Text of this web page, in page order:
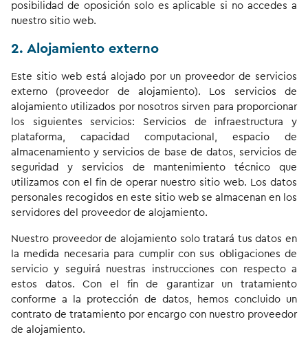
posibilidad de oposición solo es aplicable si no accedes a
nuestro sitio web.
2. Alojamiento externo
Este sitio web está alojado por un proveedor de servicios
externo (proveedor de alojamiento). Los servicios de
alojamiento utilizados por nosotros sirven para proporcionar
los siguientes servicios: Servicios de infraestructura y
plataforma, capacidad computacional, espacio de
almacenamiento y servicios de base de datos, servicios de
seguridad y servicios de mantenimiento técnico que
utilizamos con el fin de operar nuestro sitio web. Los datos
personales recogidos en este sitio web se almacenan en los
servidores del proveedor de alojamiento.
Nuestro proveedor de alojamiento solo tratará tus datos en
la medida necesaria para cumplir con sus obligaciones de
servicio y seguirá nuestras instrucciones con respecto a
estos datos. Con el fin de garantizar un tratamiento
conforme a la protección de datos, hemos concluido un
contrato de tratamiento por encargo con nuestro proveedor
de alojamiento.